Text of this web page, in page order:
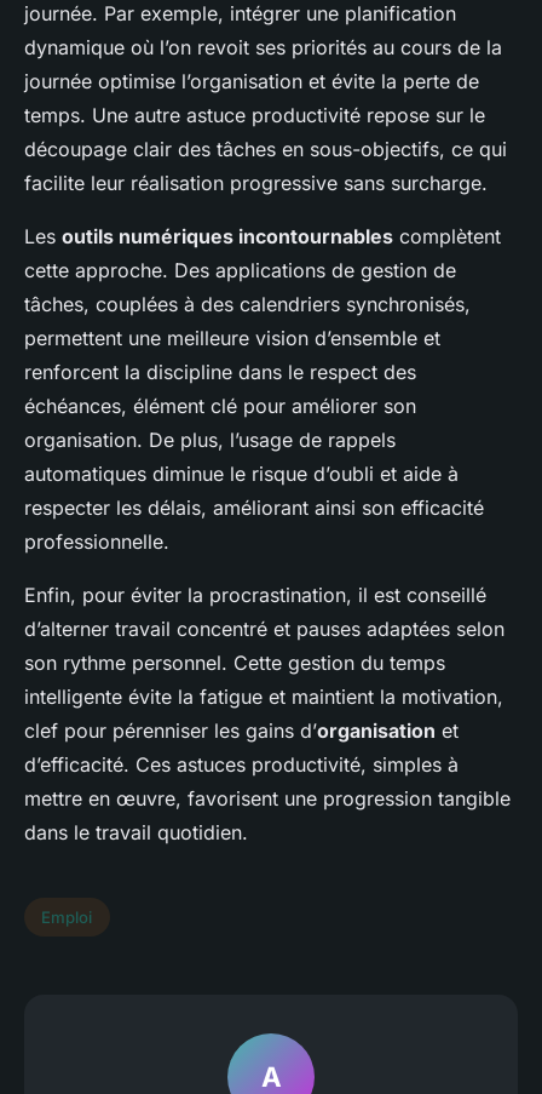
journée. Par exemple, intégrer une planification
dynamique où l’on revoit ses priorités au cours de la
journée optimise l’organisation et évite la perte de
temps. Une autre astuce productivité repose sur le
découpage clair des tâches en sous-objectifs, ce qui
facilite leur réalisation progressive sans surcharge.
Les outils numériques incontournables complètent
cette approche. Des applications de gestion de
tâches, couplées à des calendriers synchronisés,
permettent une meilleure vision d’ensemble et
renforcent la discipline dans le respect des
échéances, élément clé pour améliorer son
organisation. De plus, l’usage de rappels
automatiques diminue le risque d’oubli et aide à
respecter les délais, améliorant ainsi son efficacité
professionnelle.
Enfin, pour éviter la procrastination, il est conseillé
d’alterner travail concentré et pauses adaptées selon
son rythme personnel. Cette gestion du temps
intelligente évite la fatigue et maintient la motivation,
clef pour pérenniser les gains d’organisation et
d’efficacité. Ces astuces productivité, simples à
mettre en œuvre, favorisent une progression tangible
dans le travail quotidien.
Emploi
A